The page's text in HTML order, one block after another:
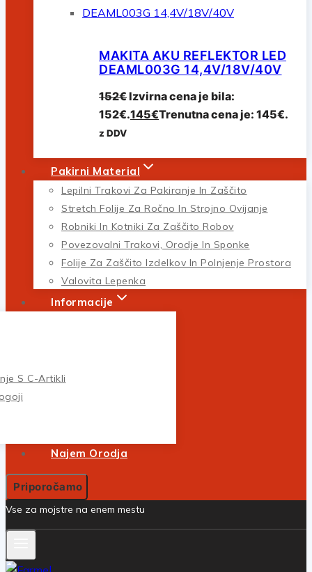
MAKITA AKU REFLEKTOR LED
DEAML003G 14,4V/18V/40V
152€Izvirna cena je bila:
152€.145€Trenutna cena je: 145€.
z DDV
Pakirni Material
Lepilni Trakovi Za Pakiranje In Zaščito
Stretch Folije Za Ročno In Strojno Ovijanje
Robniki In Kotniki Za Zaščito Robov
Povezovalni Trakovi, Orodje In Sponke
Folije Za Zaščito Izdelkov In Polnjenje Prostora
Valovita Lepenka
Informacije
S C-Artikli
Najem Orodja
Priporočamo
Vse za mojstre na enem mestu